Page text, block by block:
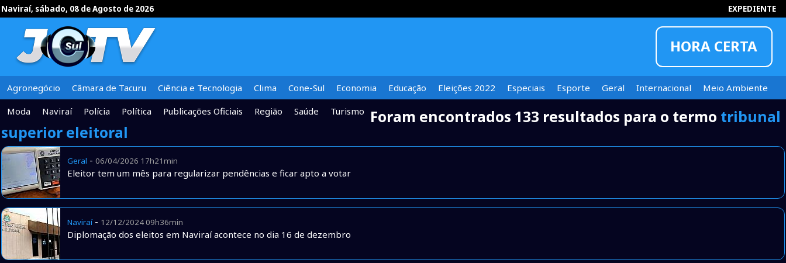
Naviraí, sábado, 08 de Agosto de 2026 EXPEDIENTE
HORA CERTA
INFORMOU
Agronegócio Câmara de Tacuru Ciência e Tecnologia Clima Cone-Sul Economia Educação Eleições 2022 Especiais Esporte Geral Internacional
Meio Ambiente
Moda
Naviraí Polícia Política Publicações Oficiais Região Saúde Turismo Foram encontrados 133 resultados para o termo tribunal
superior eleitoral
Geral - 06/04/2026 17h21min
Eleitor tem um mês para regularizar pendências e ficar apto a votar
Naviraí- 12/12/2024 09h36min
Diplomação dos eleitos em Naviraí acontece no dia 16 de dezembro